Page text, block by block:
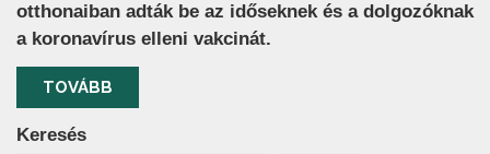
otthonaiban adták be az időseknek és a dolgozóknak
a koronavírus elleni vakcinát.
TOVÁBB
Keresés